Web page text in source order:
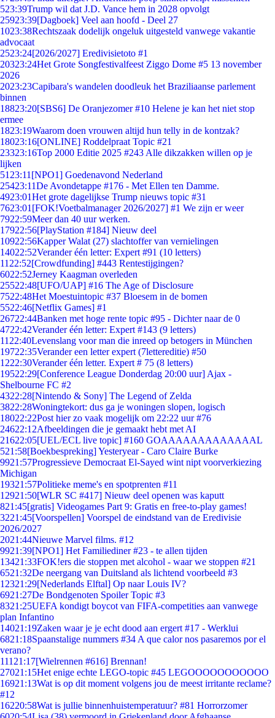
523:39Trump wil dat J.D. Vance hem in 2028 opvolgt
25923:39[Dagboek] Veel aan hoofd - Deel 27
1023:38Rechtszaak dodelijk ongeluk uitgesteld vanwege vakantie
advocaat
2523:24[2026/2027] Eredivisietoto #1
20323:24Het Grote Songfestivalfeest Ziggo Dome #5 13 november
2026
2023:23Capibara's wandelen doodleuk het Braziliaanse parlement
binnen
18823:20[SBS6] De Oranjezomer #10 Helene je kan het niet stop
ermee
1823:19Waarom doen vrouwen altijd hun telly in de kontzak?
18023:16[ONLINE] Roddelpraat Topic #21
23323:16Top 2000 Editie 2025 #243 Alle dikzakken willen op je
lijken
51 23:11 [NPO1] Goedenavond Nederland
25423:11De Avondetappe #176 - Met Ellen ten Damme.
4923:01Het grote dagelijkse Trump nieuws topic #31
7623:01 [FOK!Voetbalmanager 2026/2027] #1 We zijn er weer
7922:59Meer dan 40 uur werken.
17922:56[PlayStation #184] Nieuw deel
10922:56Kapper Walat (27) slachtoffer van vernielingen
14022:52Verander één letter: Expert #91 (10 letters)
11 22:52[Crowdfunding] #443 Rentestijgingen?
6022:52Jerney Kaagman overleden
25522:48[UFO/UAP] #16 The Age of Disclosure
7522:48Het Moestuintopic #37 Bloesem in de bomen
5522:46[Netflix Games] #1
26722:44Banken met hoge rente topic #95 - Dichter naar de 0
4722:42Verander één letter: Expert #143 (9 letters)
11 22:40Levenslang voor man die inreed op betogers in München
19722:35Verander een letter expert (7lettereditie) #50
1222:30Verander één letter. Expert # 75 (8 letters)
19522:29[Conference League Donderdag 20:00 uur] Ajax -
Shelbourne FC #2
4322:28[Nintendo & Sony] The Legend of Zelda
3822:28Woningtekort: dus ga je woningen slopen, logisch
18022:22Post hier zo vaak mogelijk om 22:22 uur #76
24622:12Afbeeldingen die je gemaakt hebt met AI
21622:05[UEL/ECL live topic] #160 GOAAAAAAAAAAAAAL
521:58[Boekbespreking] Yesteryear - Caro Claire Burke
9921:57Progressieve Democraat El-Sayed wint nipt voorverkiezing
Michigan
19321:57Politieke meme's en spotprenten #11
12921:50[WLR SC #417] Nieuw deel openen was kaputt
821:45[gratis] Videogames Part 9: Gratis en free-to-play games!
3221:45[Voorspellen] Voorspel de eindstand van de Eredivisie
2026/2027
2021:44Nieuwe Marvel films. #12
9921:39[NPO1] Het Familiediner #23 - te allen tijden
13421:33FOK!ers die stoppen met alcohol - waar we stoppen #21
6521:32De neergang van Duitsland als lichtend voorbeeld #3
12321:29[Nederlands Elftal] Op naar Louis IV?
6921:27De Bondgenoten Spoiler Topic #3
8321:25UEFA kondigt boycot van FIFA-competities aan vanwege
plan Infantino
14021:19Zaken waar je je echt dood aan ergert #17 - Werklui
6821:18Spaanstalige nummers #34 A que calor nos pasaremos por el
verano?
111 21:17[Wielrennen #616] Brennan!
27021:15Het enige echte LEGO-topic #45 LEGOOOOOOOOOOO
16921:13Wat is op dit moment volgens jou de meest irritante reclame?
#12
16220:58Wat is jullie binnenhuistemperatuur? #81 Horrorzomer